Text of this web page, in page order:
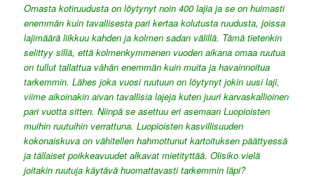
Omasta kotiruudusta on löytynyt noin 400 lajia ja se on huimasti
enemmän kuin tavallisesta pari kertaa kolutusta ruudusta, joissa
lajimäärä liikkuu kahden ja kolmen sadan välillä. Tämä tietenkin
selittyy sillä, että kolmenkymmenen vuoden aikana omaa ruutua
on tullut tallattua vähän enemmän kuin muita ja havainnoitua
tarkemmin. Lähes joka vuosi ruutuun on löytynyt jokin uusi laji,
viime aikoinakin aivan tavallisia lajeja kuten juuri karvaskallioinen
pari vuotta sitten. Niinpä se asettuu eri asemaan Luopioisten
muihin ruutuihin verrattuna. Luopioisten kasvillisuuden
kokonaiskuva on vähitellen hahmottunut kartoituksen päättyessä
ja tällaiset poikkeavuudet alkavat mietityttää. Olisiko vielä
joitakin ruutuja käytävä huomattavasti tarkemmin läpi?